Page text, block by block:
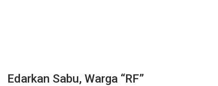
Edarkan Sabu, Warga “RF”